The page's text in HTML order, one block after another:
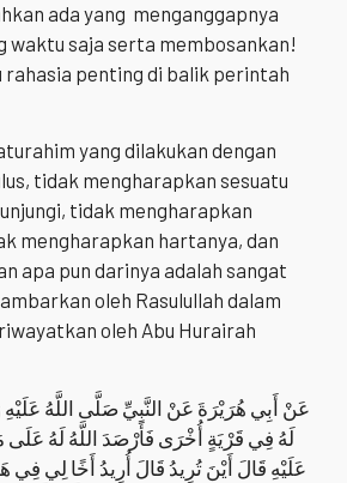
ada yang menganggapnya
waktu saja serta membosankan!
rahasia penting di balik perintah
yang dilakukan dengan
tidak mengharapkan sesuatu
tidak mengharapkan
mengharapkan hartanya, dan
apa pun darinya adalah sangat
oleh Rasulullah dalam
oleh Abu Hurairah
عَنْ أَبِي هُرَيْرَةَ عَنْ النَّبِيِّ صَلَّى اللَّهُ عَلَيْهِ
لَهُ فِي قَرْيَةٍ أُخْرَى فَأَرْصَدَ اللَّهُ لَهُ عَلَى
عَلَيْهِ قَالَ أَيْنَ تُرِيدُ قَالَ أُرِيدُ أَخًا لِي فِي